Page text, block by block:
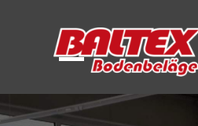
Menü überspringen